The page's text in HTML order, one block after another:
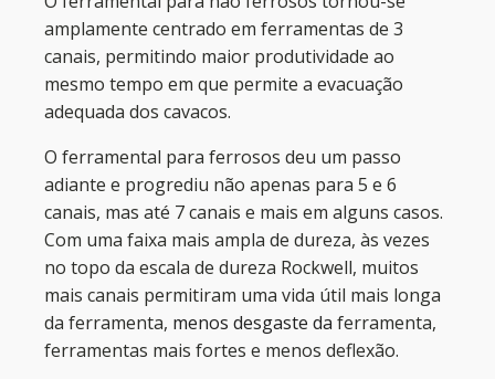
amplamente centrado em ferramentas de 3
canais, permitindo maior produtividade ao
mesmo tempo em que permite a evacuação
adequada dos cavacos.
O ferramental para ferrosos deu um passo
adiante e progrediu não apenas para 5 e 6
canais, mas até 7 canais e mais em alguns casos.
Com uma faixa mais ampla de dureza, às vezes
no topo da escala de dureza Rockwell, muitos
mais canais permitiram uma vida útil mais longa
da ferramenta, menos desgaste da ferramenta,
ferramentas mais fortes e menos deflexão.